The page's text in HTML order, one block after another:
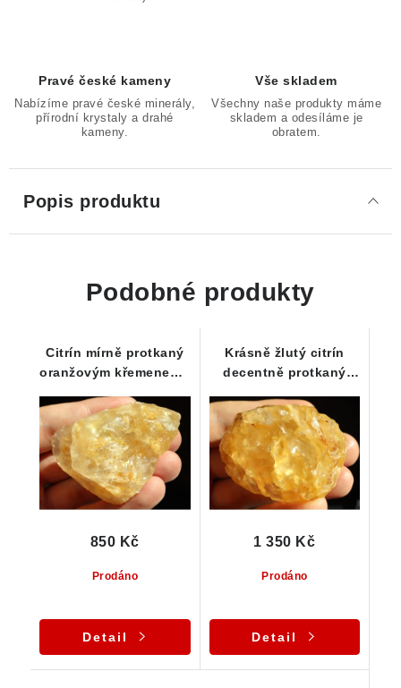
Pravé české kameny
Nabízíme pravé české minerály,
přírodní krystaly a drahé
kameny.
Vše skladem
Všechny naše produkty máme
skladem a odesíláme je
obratem.
Popis produktu
Podobné produkty
Citrín mírně protkaný
oranžovým křemenem -
Prodáno
850 Kč
Detail
Krásně žlutý citrín
decentně protkaný
Prodáno
1 350 Kč
Detail